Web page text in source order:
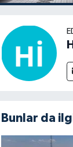
Bunlar da